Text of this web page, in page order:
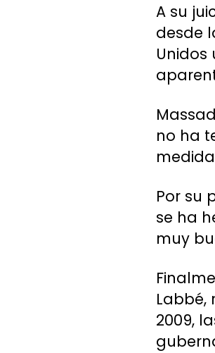
A su
desde
Unidos
no ha
Por su
se ha
muy
Labbé,
2009,